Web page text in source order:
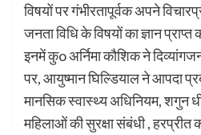
विषयों पर गंभीरतापूर्वक अपने
जनता विधि के विषयों का ज्ञान
इनमें कुo अर्निमा कौशिक ने
पर, आयुष्मान घिल्डियाल ने आपदा
मानसिक स्वास्थ्य अधिनियम, शगुन
महिलाओं की सुरक्षा संबंधी , हरप्रीत